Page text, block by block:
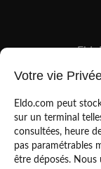
EldoNetwork
Votre vie
Eldo.com peut
sur un terminal
consultées, heure
pas paramétrables
être déposés.